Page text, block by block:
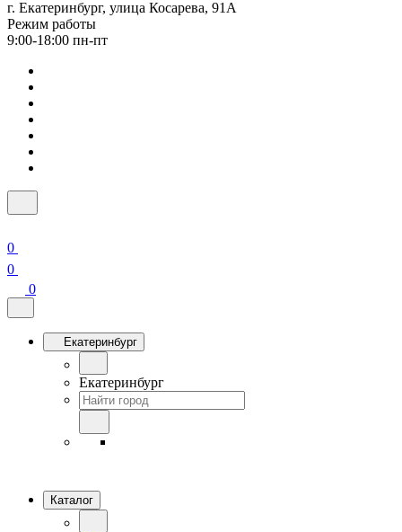
г. Екатеринбург, улица Косарева, 91А
Режим работы
9:00-18:00 пн-пт
0
0
0
Екатеринбург
Екатеринбург
Каталог